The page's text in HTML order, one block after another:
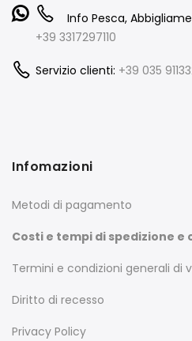
Info Pesca,
+39 3317297110
Servizio clienti: +39 035
Infomazioni
Metodi di pagamento
Costi e tempi di spedizione e
Termini e condizioni generali di
Diritto di recesso
Privacy Policy